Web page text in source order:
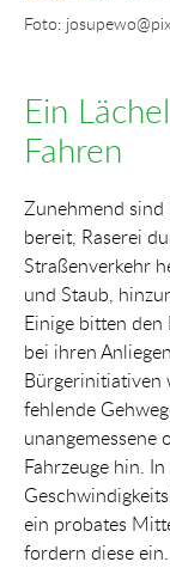
Foto:
Ein
Fahren
Zunehmend
bereit, Raserei
Straßenverkehr
und Staub,
Einige bitten
bei ihren
Bürgerinitiativen
fehlende
unangemessene
Fahrzeuge hin.
ein probates
fordern diese ein.